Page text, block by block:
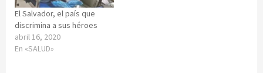
El Salvador, el país que
discrimina a sus héroes
abril 16, 2020
En «SALUD»